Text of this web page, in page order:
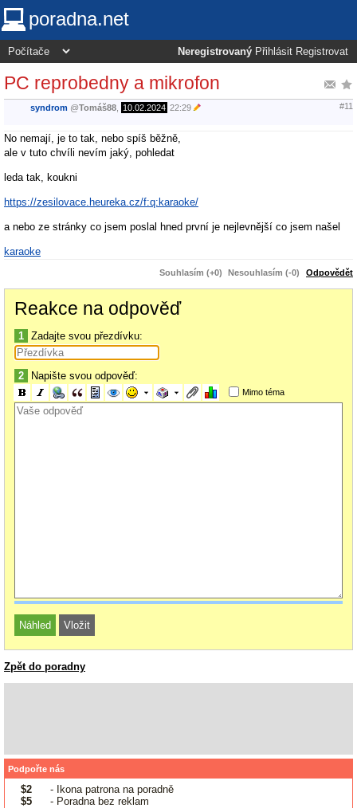
poradna.net
Neregistrovaný Přihlásit Registrovat
PC reprobedny a mikrofon
syndrom @Tomáš88 10.02.2024 22:29 #11
No nemají, je to tak, nebo spíš běžně,
ale v tuto chvíli nevím jaký, pohledat
leda tak, koukni
https://zesilovace.heureka.cz/f:q:karaoke/
a nebo ze stránky co jsem poslal hned první je nejlevnější co jsem našel
karaoke
Souhlasím (+0) Nesouhlasím (-0) Odpovědět
Reakce na odpověď
1 Zadajte svou přezdívku:
2 Napište svou odpověď:
Mimo téma
Zpět do poradny
Podpořte nás
$2
- Ikona patrona na poradně
$5
- Poradna bez reklam